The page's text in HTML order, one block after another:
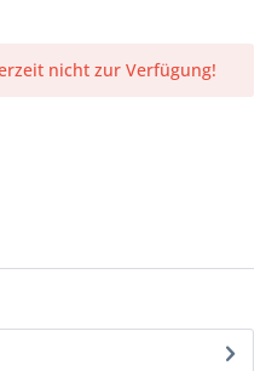
nicht zur Verfügung!